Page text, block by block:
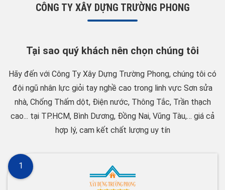
CÔNG TY XÂY DỰNG TRƯỜNG PHONG
Tại sao quý khách nên chọn chúng tôi
Hãy đến với Công Ty Xây Dựng Trường Phong, chúng tôi có
đội ngũ nhân lực giỏi tay nghề cao trong linh vực Sơn sửa
nhà, Chống Thấm dột, Điện nước, Thông Tắc, Trần thạch
cao... tại TP.HCM, Bình Dương, Đồng Nai, Vũng Tàu,… giá cả
hợp lý, cam kết chất lượng uy tín
1